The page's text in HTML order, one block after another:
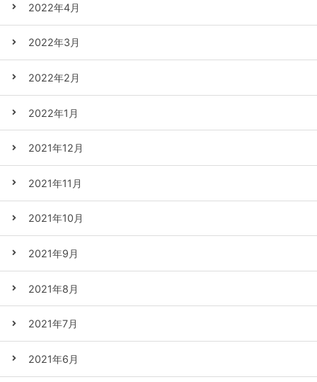
2022年4月
2022年3月
2022年2月
2022年1月
2021年12月
2021年11月
2021年10月
2021年9月
2021年8月
2021年7月
2021年6月